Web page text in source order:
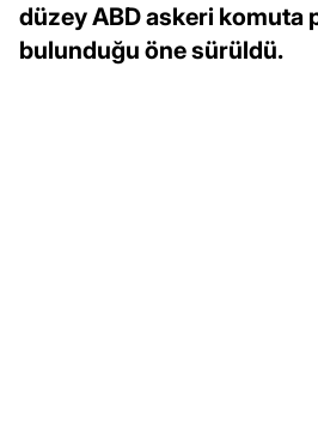
düzey ABD askeri komuta
bulunduğu öne sürüldü.